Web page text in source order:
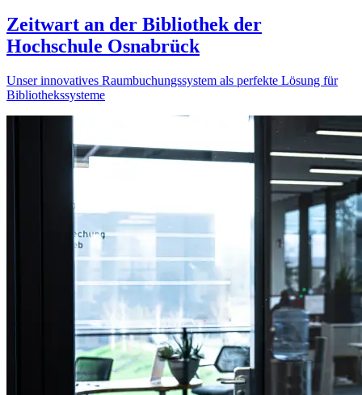
Zeitwart an der Bibliothek der
Hochschule Osnabrück
Unser innovatives Raumbuchungssystem als perfekte Lösung für
Bibliothekssysteme